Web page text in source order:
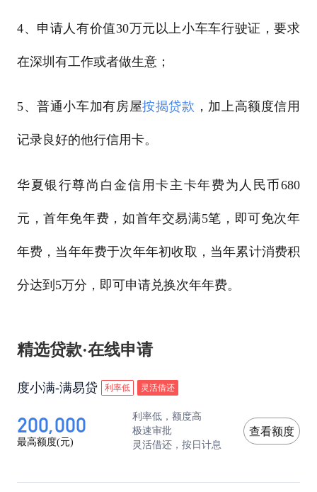
4、申请人有价值30万元以上小车车行驶证，要求
在深圳有工作或者做生意；
5、普通小车加有房屋按揭贷款 ，加上高额度信用
记录良好的他行信用卡。
华夏银行尊尚白金信用卡主卡年费为人民币680
元，首年免年费，如首年交易满5笔，即可免次年
年费，当年年费于次年年初收取，当年累计消费积
分达到5万分，即可申请兑换次年年费。
精选贷款·在线申请
度小满-满易贷 利率低 灵活借还
200,000
最高额度(元)
利率低，额度高
极速审批
灵活借还，按日计息
查看额度